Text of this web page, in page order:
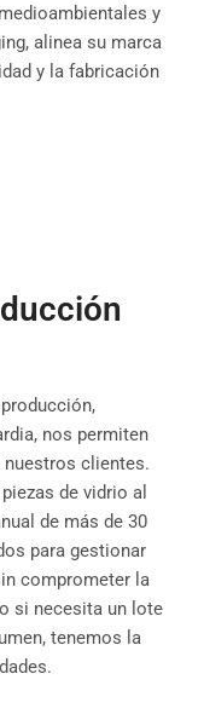
y
alinea su marca
y la fabricación
nos permiten
clientes.
de vidrio al
de más de 30
para gestionar
comprometer la
si necesita un lote
tenemos la